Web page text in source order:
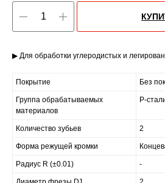
▶ Для обработки углеродистых и
Покрытие Без
Группа обрабатываемых
материалов
P-
Количество зубьев 2
Форма режущей кромки
Радиус R (±0.01) -